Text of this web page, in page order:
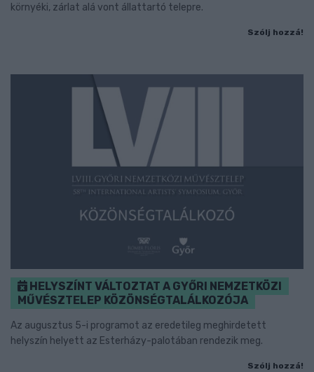
környéki, zárlat alá vont állattartó telepre.
Szólj hozzá!
HELYSZÍNT VÁLTOZTAT A GYŐRI NEMZETKÖZI
MŰVÉSZTELEP KÖZÖNSÉGTALÁLKOZÓJA
Az augusztus 5-i programot az eredetileg meghirdetett
helyszín helyett az Esterházy-palotában rendezik meg.
Szólj hozzá!